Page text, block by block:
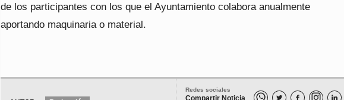
de los participantes con los que el Ayuntamiento colabora anualmente
aportando maquinaria o material.
Redes sociales
Compartir Noticia   